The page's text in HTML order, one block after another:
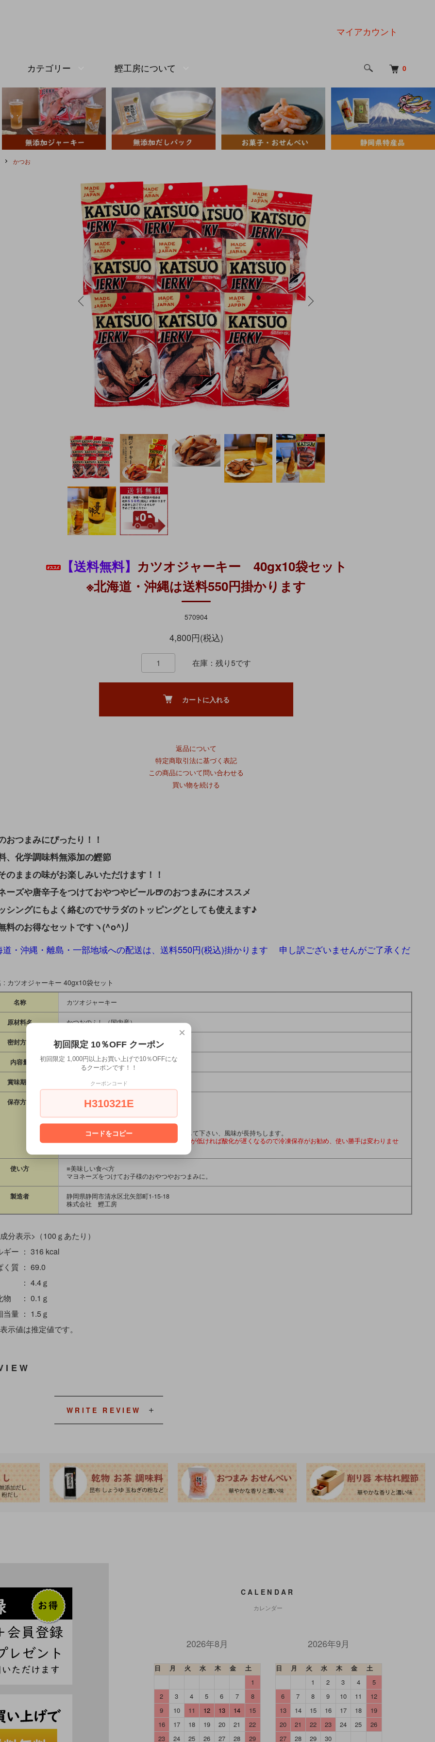
0
カテゴリー 鰹工房について
マイアカウント
かつお
【送料無料】 カツオジャーキー 40gx10袋セット
※北海道・沖縄は送料550円掛かります
570904
4,800円(税込)
在庫：残り5です
カートに入れる
返品について
特定商取引法に基づく表記
この商品について問い合わせる
買い物を続ける
おつまみにぴったり！！
、化学調味料無添加の鰹節
のままの味がお楽しみいただけます！！
ーズや唐辛子をつけておやつやビール🍺のおつまみにオススメ
シングにもよく絡むのでサラダのトッピングとしても使えます♪
料のお得なセットですヽ(^o^)丿
道・沖縄・離島・一部地域への配送は、送料550円(税込)掛かります 申し訳ございませんがご了承くだ
: カツオジャーキー 40gx10袋セット
名称 カツオジャーキー
原材料名 かつおのふし（国内産）
密封方法 不活性ガス充填・気密容器入り
内容量 40gx10袋
賞味期限 製造より1年
保存方法
未開封
直射日光、高温多湿を避け、常温で保管。
■開封後
チャックを閉め、冷蔵庫又は冷凍庫で保存して下さい、風味が長持ちします。
■削り節はとても酸化に弱い食品です、温度が低ければ酸化が遅くなるので冷凍保存がお勧め、使い勝手は変わりませ
使い方 ■美味しい食べ方
マヨネーズをつけてお子様のおやつやおつまみに。
製造者
静岡県静岡市清水区北矢部町1-15-18
株式会社 鰹工房
分表示>（100ｇあたり）
ギー ： 316 kcal
く質 ： 69.0
： 4.4ｇ
物 ： 0.1ｇ
当量 ： 1.5ｇ
示値は推定値です。
WRITE REVIEW
CALENDAR
カレンダー
2026年8月
日 月 火 水 木 金
土
1
2
3 4 5 6 7
8
9
10 11 12 13 14
15
16
17 18 19 20 21
22
23
24 25 26 27 28 29
2026年9月
日 月 火 水 木 金
土
1
2 3 4
5
6
7 8 9 10 11
12
13
14 15 16 17 18
19
20
21 22 23 24 25
26
27
28 29 30
×
初回限定 10％OFF クーポン
初回限定 1,000円以上お買い上げで10％OFFにな
るクーポンです！！
クーポンコード
H310321E
コードをコピー